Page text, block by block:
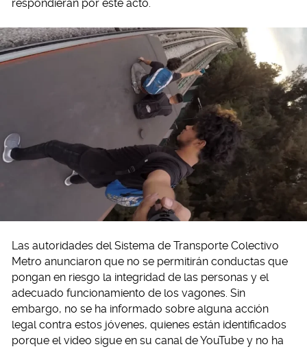
respondieran por este acto.
Las autoridades del Sistema de Transporte Colectivo
Metro anunciaron que no se permitirán conductas que
pongan en riesgo la integridad de las personas y el
adecuado funcionamiento de los vagones. Sin
embargo, no se ha informado sobre alguna acción
legal contra estos jóvenes, quienes están identificados
porque el video sigue en su canal de YouTube y no ha